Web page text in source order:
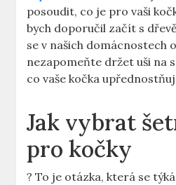
posoudit, co je pro vaši
bych doporučil začít s
se v našich domácnostech
nezapomeňte držet uši na
co vaše kočka
Jak vybrat
pro kočky
? To je otázka, která se